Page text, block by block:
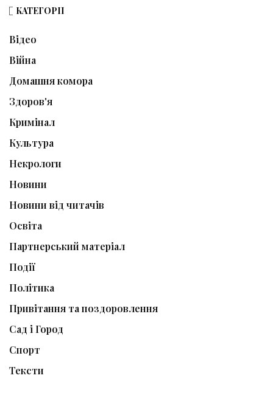
КАТЕГОРІЇ
Відео
Війна
Домашня комора
Здоров'я
Кримінал
Культура
Некрологи
Новини
Новини від читачів
Освіта
Партнерський матеріал
Події
Політика
Привітання та поздоровлення
Сад і Город
Спорт
Тексти